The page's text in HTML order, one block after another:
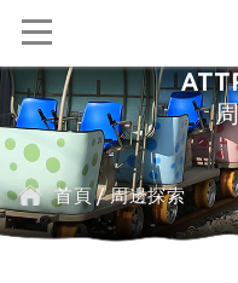
首頁/周邊探索